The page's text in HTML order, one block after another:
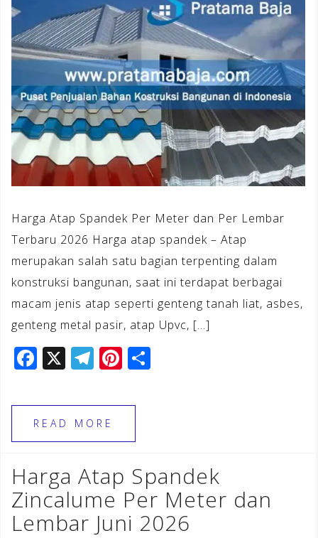
Harga Atap Spandek Per Meter dan Per Lembar
Terbaru 2026 Harga atap spandek – Atap
merupakan salah satu bagian terpenting dalam
konstruksi bangunan, saat ini terdapat berbagai
macam jenis atap seperti genteng tanah liat, asbes,
genteng metal pasir, atap Upvc, […]
F
c
e
b
o
o
k
X T
e
gr
a
m
Pi
te
e
st
READ MORE
Harga Atap Spandek
Zincalume Per Meter dan
Lembar Juni 2026